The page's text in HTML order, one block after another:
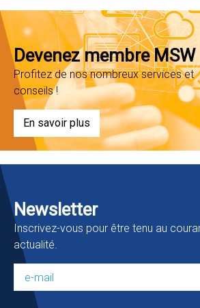
Devenez membre MSW
Profitez de nos nombreux services et
conseils !
En savoir plus
Newsletter
Inscrivez-vous pour être tenu au
actualité.